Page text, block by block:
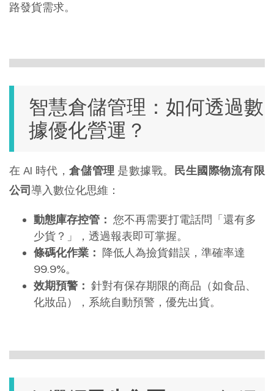
路發貨需求。
智慧倉儲管理：如何透過數
據優化營運？
在 AI 時代，倉儲管理 是數據戰。
民生國際物流有限
公司導入數位化思維：
動態庫存控管： 您不再需要打電話問「還有多
少貨？」，透過報表即可掌握。
條碼化作業：
降低人為撿貨錯誤，準確率達
99.9%。
效期預警： 針對有保存期限的商品（如食品、
化妝品），系統自動預警，優先出貨。